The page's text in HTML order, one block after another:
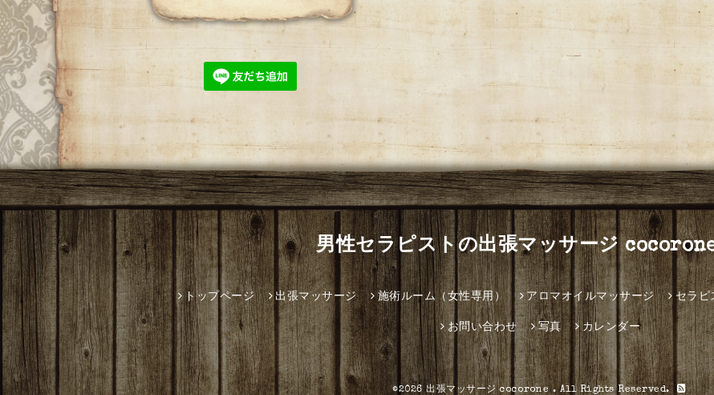
男性セラピストの出張マッサージ
トップページ 出張マッサージ 施術ルーム（女性専用） アロマオイルマッサージ セラピ
お問い合わせ 写真 カレンダー
©2026出張マッサージ cocorone. All Rights Reserved.